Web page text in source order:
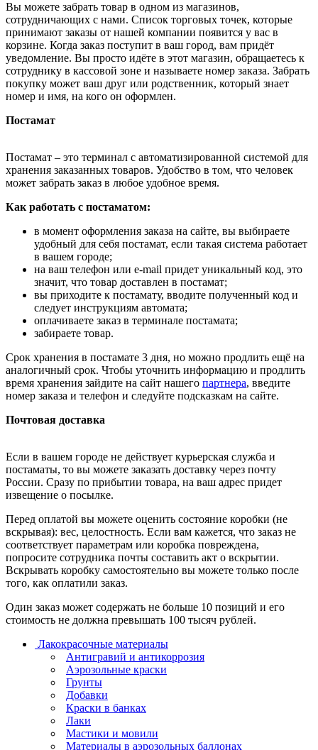
Вы можете забрать товар в одном из магазинов,
сотрудничающих с нами. Список торговых точек, которые
принимают заказы от нашей компании появится у вас в
корзине. Когда заказ поступит в ваш город, вам придёт
уведомление. Вы просто идёте в этот магазин, обращаетесь к
сотруднику в кассовой зоне и называете номер заказа. Забрать
покупку может ваш друг или родственник, который знает
номер и имя, на кого он оформлен.
Постамат
Постамат – это терминал с автоматизированной системой для
хранения заказанных товаров. Удобство в том, что человек
может забрать заказ в любое удобное время.
Как работать с постаматом:
в момент оформления заказа на сайте, вы выбираете
удобный для себя постамат, если такая система работает
в вашем городе;
на ваш телефон или e-mail придет уникальный код, это
значит, что товар доставлен в постамат;
вы приходите к постамату, вводите полученный код и
следует инструкциям автомата;
оплачиваете заказ в терминале постамата;
забираете товар.
Срок хранения в постамате 3 дня, но можно продлить ещё на
аналогичный срок. Чтобы уточнить информацию и продлить
время хранения зайдите на сайт нашего партнера, введите
номер заказа и телефон и следуйте подсказкам на сайте.
Почтовая доставка
Если в вашем городе не действует курьерская служба и
постаматы, то вы можете заказать доставку через почту
России. Сразу по прибытии товара, на ваш адрес придет
извещение о посылке.
Перед оплатой вы можете оценить состояние коробки (не
вскрывая): вес, целостность. Если вам кажется, что заказ не
соответствует параметрам или коробка повреждена,
попросите сотрудника почты составить акт о вскрытии.
Вскрывать коробку самостоятельно вы можете только после
того, как оплатили заказ.
Один заказ может содержать не больше 10 позиций и его
стоимость не должна превышать 100 тысяч рублей.
Лакокрасочные материалы
Антигравий и антикоррозия
Аэрозольные краски
Грунты
Добавки
Краски в банках
Лаки
Мастики и мовили
Материалы в аэрозольных баллонах